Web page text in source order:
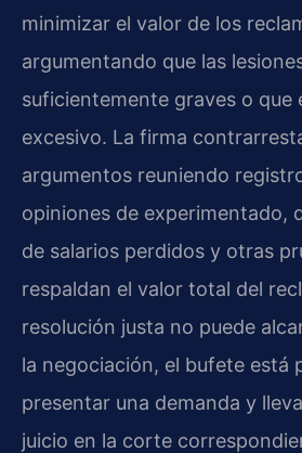
minimizar el valor de los
argumentando que las
suficientemente graves o
excesivo. La firma
argumentos reuniendo
opiniones de experimentado,
de salarios perdidos y otras
respaldan el valor total del
resolución justa no puede
la negociación, el bufete está
presentar una demanda y
juicio en la corte